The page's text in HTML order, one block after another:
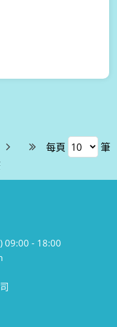
每頁
筆
09:00 - 18:00